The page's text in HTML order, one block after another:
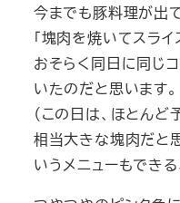
今までも豚料理が出
「塊肉を焼いてスライ
おそらく同日に同じ
いたのだと思います。
（この日は、ほとんど
相当大きな塊肉だと
いうメニューもできる